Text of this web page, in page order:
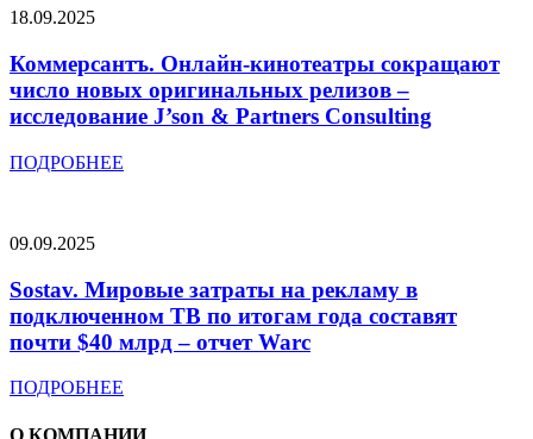
18.09.2025
Коммерсантъ. Онлайн-кинотеатры сокращают
число новых оригинальных релизов –
исследование J’son & Partners Consulting
ПОДРОБНЕЕ
09.09.2025
Sostav. Мировые затраты на рекламу в
подключенном ТВ по итогам года составят
почти $40 млрд – отчет Warc
ПОДРОБНЕЕ
О КОМПАНИИ